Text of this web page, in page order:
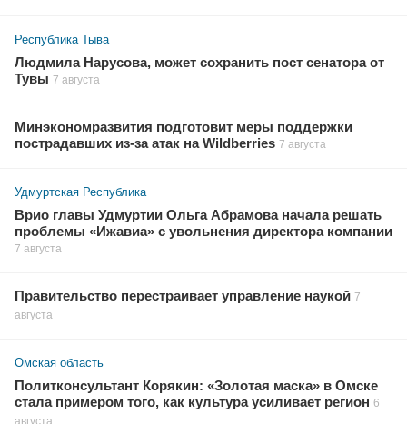
Республика Тыва
Людмила Нарусова, может сохранить пост сенатора от
Тувы 7 августа
Минэкономразвития подготовит меры поддержки
пострадавших из-за атак на Wildberries 7 августа
Удмуртская Республика
Врио главы Удмуртии Ольга Абрамова начала решать
проблемы «Ижавиа» с увольнения директора компании
7 августа
Правительство перестраивает управление наукой 7
августа
Омская область
Политконсультант Корякин: «Золотая маска» в Омске
стала примером того, как культура усиливает регион 6